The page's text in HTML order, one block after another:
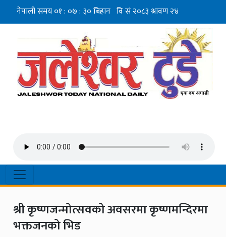
श्री कृष्णजन्मोत्सवको अवसरमा कृष्णमन्दिरमा
भक्तजनको भिड